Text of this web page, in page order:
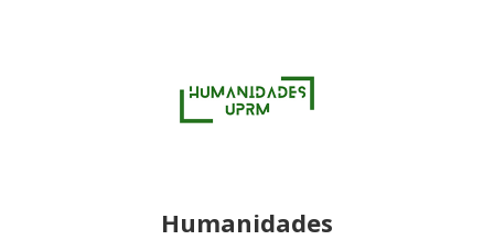
Humanidades